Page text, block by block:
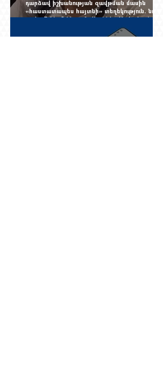
դարձավ իշխանության զավթման մասին
«հաստատապես հայտնի» տեղեկություն. նույն
օրվա 7-ին մեկնող Հովհաննես Սահակյանը դեռ